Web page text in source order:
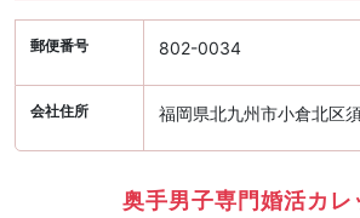
郵便番号 802-0034
会社住所 福岡県北九州市小倉北区
奥手男子専門婚活カレ